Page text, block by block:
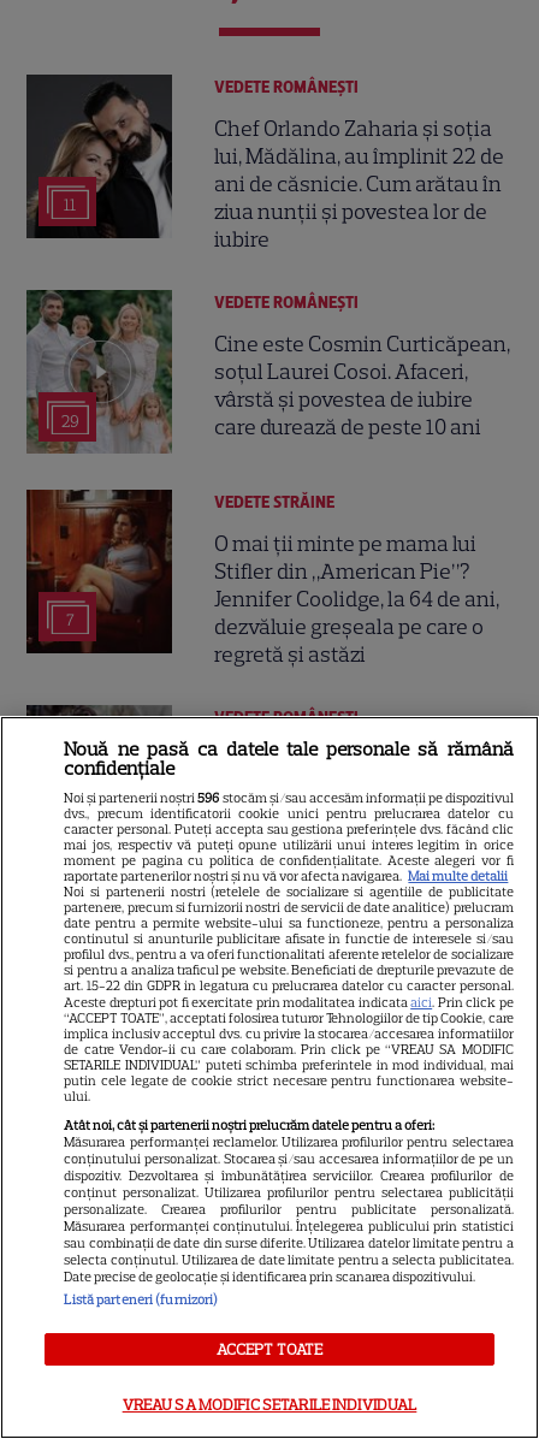
11
VEDETE ROMÂNEŞTI
Chef Orlando Zaharia și soția
lui, Mădălina, au împlinit 22 de
ani de căsnicie. Cum arătau în
ziua nunții și povestea lor de
iubire
29
VEDETE ROMÂNEŞTI
Cine este Cosmin Curticăpean,
soțul Laurei Cosoi. Afaceri,
vârstă și povestea de iubire
care durează de peste 10 ani
7
VEDETE STRĂINE
O mai ții minte pe mama lui
Stifler din „American Pie”?
Jennifer Coolidge, la 64 de ani,
dezvăluie greșeala pe care o
regretă și astăzi
4
VEDETE ROMÂNEŞTI
Cezar Ouatu a devenit tată
pentru prima dată la 46 de ani.
Ce nume deosebit a ales
pentru fetița lui
9
TELEVIZIUNE
Grila TV de toamnă 2026: toate
premierele confirmate la Pro
TV și Antena 1. Ce show-uri și
seriale revin din septembrie
VEDETE STRĂINE
Jennifer Garner, ieșire rară la
prânz cu fiica ei, Violet. Cum au
fost surprinse cele două
Eren Kasikci, fost câștigător
37 de ani. Bucătarul a fost găsit
Nouă ne pasă ca datele tale personale să rămână
confidențiale
Noi și partenerii noștri596 stocăm și/sau accesăm informații pe dispozitivul
dvs., precum identificatorii cookie unici pentru prelucrarea datelor cu
caracter personal. Puteți accepta sau gestiona preferințele dvs. făcând clic
mai jos, respectiv vă puteți opune utilizării unui interes legitim în orice
moment pe pagina cu politica de confidențialitate. Aceste alegeri vor fi
raportate partenerilor noștri și nu vă vor afecta navigarea. Mai multe detalii
Noi si partenerii nostri (retelele de socializare si agentiile de publicitate
partenere, precum si furnizorii nostri de servicii de date analitice) prelucram
date pentru a permite website-ului sa functioneze, pentru a personaliza
continutul si anunturile publicitare afisate in functie de interesele si/sau
profilul dvs., pentru a va oferi functionalitati aferente retelelor de socializare
si pentru a analiza traficul pe website. Beneficiati de drepturile prevazute de
art. 15-22 din GDPR in legatura cu prelucrarea datelor cu caracter personal.
Aceste drepturi pot fi exercitate prin modalitatea indicataaici. Prin click pe
“ACCEPT TOATE”, acceptati folosirea tuturor Tehnologiilor de tip Cookie, care
implica inclusiv acceptul dvs. cu privire la stocarea/accesarea informatiilor
de catre Vendor-ii cu care colaboram. Prin click pe “VREAU SA MODIFIC
SETARILE INDIVIDUAL” puteti schimba preferintele in mod individual, mai
putin cele legate de cookie strict necesare pentru functionarea website-
ului.
Atât noi, cât și partenerii noștri prelucrăm datele pentru a oferi:
Măsurarea performanței reclamelor. Utilizarea profilurilor pentru selectarea
conținutului personalizat. Stocarea și/sau accesarea informațiilor de pe un
dispozitiv. Dezvoltarea și îmbunătățirea serviciilor. Crearea profilurilor de
conținut personalizat. Utilizarea profilurilor pentru selectarea publicității
personalizate. Crearea profilurilor pentru publicitate personalizată.
Măsurarea performanței conținutului. Înțelegerea publicului prin statistici
sau combinații de date din surse diferite. Utilizarea datelor limitate pentru a
selecta conținutul. Utilizarea de date limitate pentru a selecta publicitatea.
Date precise de geolocație și identificarea prin scanarea dispozitivului.
Listă parteneri (furnizori)
ACCEPT TOATE
VREAU SA MODIFIC SETARILE INDIVIDUAL